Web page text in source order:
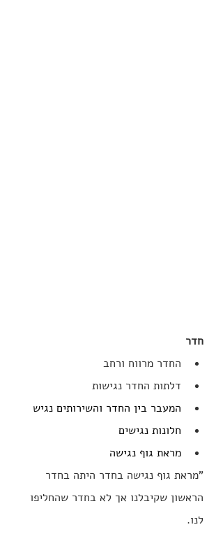
חדר
החדר מרווח ורחב
דלתות החדר נגישות
המעבר בין החדר והשירותים נגיש
חלונות נגישים
מראת גוף נגישה
"מראת גוף נגישה בחדר היתה בחדר
הראשון שקיבלנו אך לא בחדר שהחליפו
לנו.